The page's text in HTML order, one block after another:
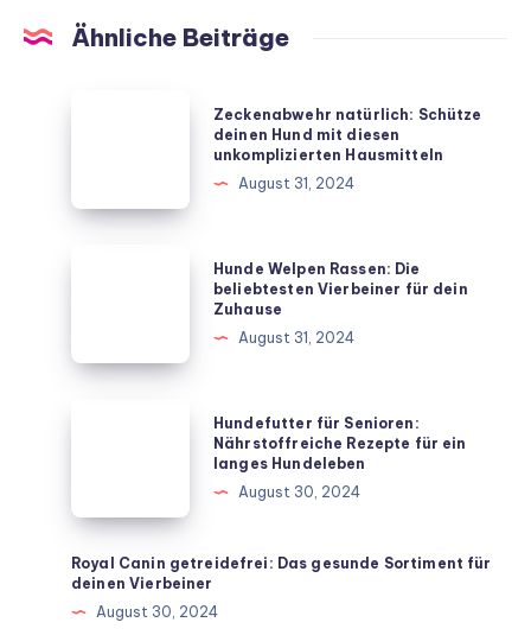
Ähnliche Beiträge
Hund
Zeckenabwehr natürlich: Schütze
deinen Hund mit diesen
unkomplizierten Hausmitteln
August 31, 2024
beliebtesten
Hunde Welpen Rassen: Die
beliebtesten Vierbeiner für dein
Zuhause
August 31, 2024
Rezepte
für
ein
langes
Hundefutter für Senioren:
Nährstoffreiche Rezepte für ein
langes Hundeleben
August 30, 2024
Royal Canin getreidefrei: Das gesunde Sortiment für
deinen Vierbeiner
August 30, 2024